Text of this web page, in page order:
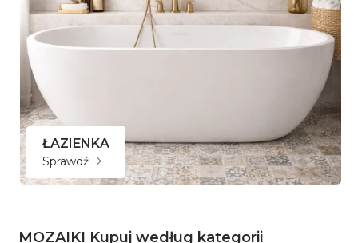
ŁAZIENKA
Sprawdź
MOZAIKI Kupuj według kategorii